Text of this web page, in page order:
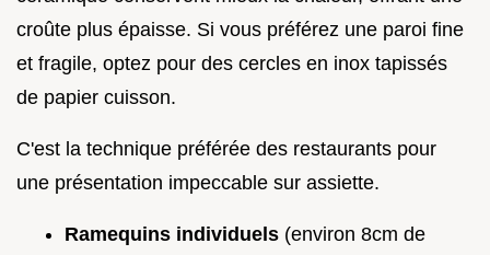
croûte plus épaisse. Si vous préférez une paroi fine
et fragile, optez pour des cercles en inox tapissés
de papier cuisson.
C'est la technique préférée des restaurants pour
une présentation impeccable sur assiette.
Ramequins individuels (environ 8cm de